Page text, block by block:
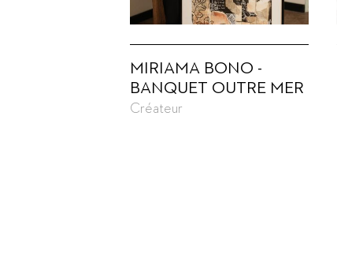
MIRIAMA BONO -
BANQUET OUTRE MER
Créateur